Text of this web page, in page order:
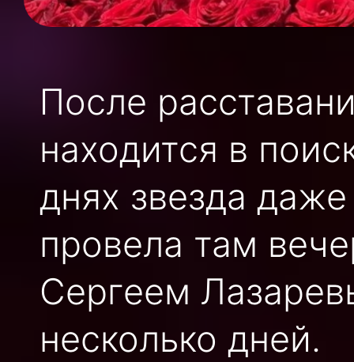
После
находится в
днях звезда
провела там
Сергеем
несколько дней.